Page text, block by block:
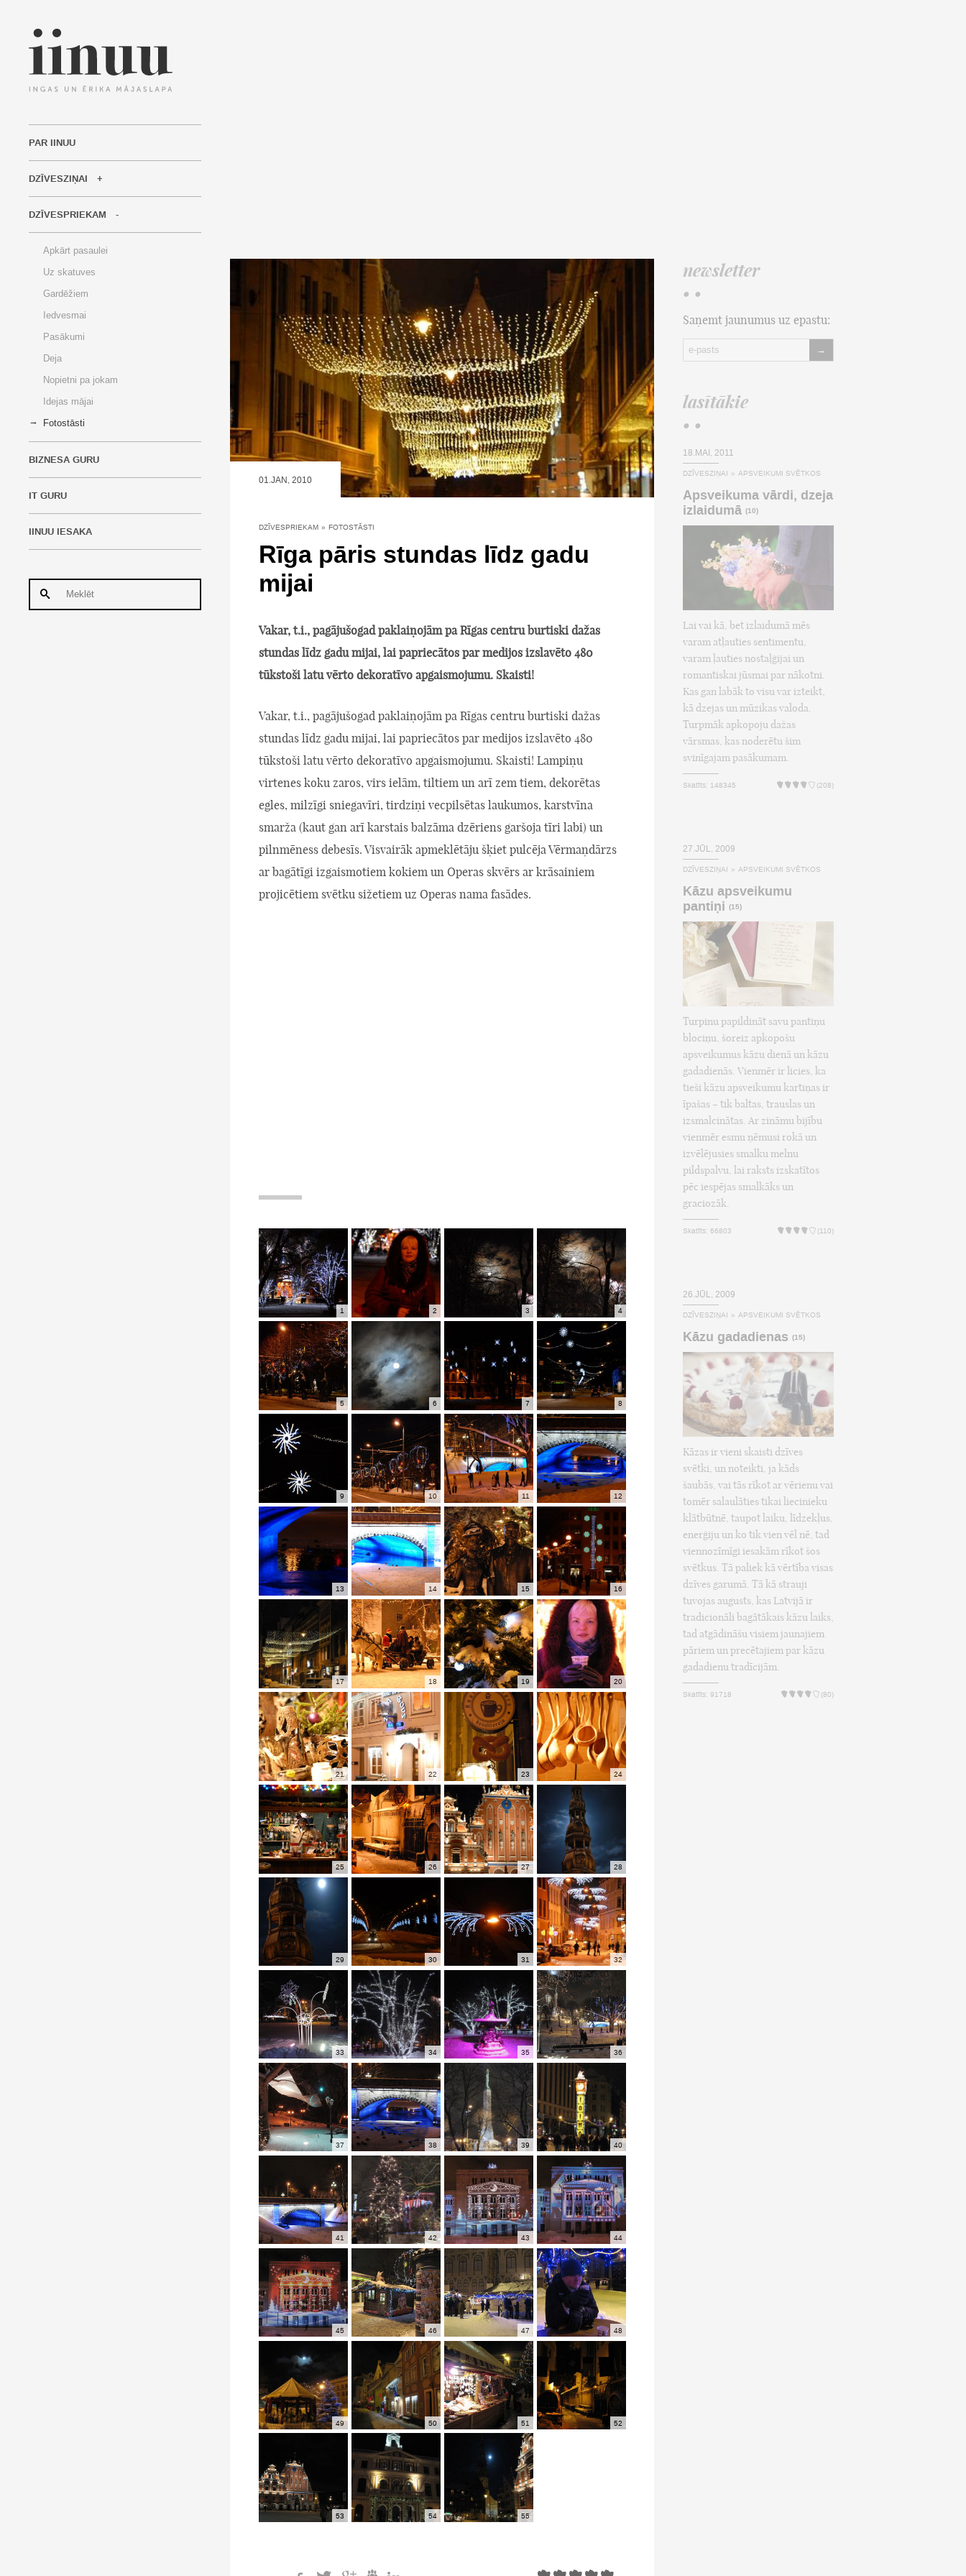
PAR IINUU
DZĪVESZIŅAI
DZĪVESPRIEKAM
Apkārt pasaulei
Uz skatuves
Gardēžiem
Iedvesmai
Pasākumi
Deja
Nopietni pa jokam
Idejas mājai
Fotostāsti
BIZNESA GURU
IT GURU
IINUU IESAKA
01.JAN, 2010
DZĪVESPRIEKAM » FOTOSTĀSTI
Rīga pāris stundas līdz gadu
mijai
Vakar, t.i., pagājušogad paklaiņojām pa Rīgas centru burtiski dažas
stundas līdz gadu mijai, lai papriecātos par medijos izslavēto 480
tūkstoši latu vērto dekoratīvo apgaismojumu. Skaisti!
Vakar, t.i., pagājušogad paklaiņojām pa Rīgas centru burtiski dažas
stundas līdz gadu mijai, lai papriecātos par medijos izslavēto 480
tūkstoši latu vērto dekoratīvo apgaismojumu. Skaisti! Lampiņu
virtenes koku zaros, virs ielām, tiltiem un arī zem tiem, dekorētas
egles, milzīgi sniegavīri, tirdziņi vecpilsētas laukumos, karstvīna
smarža (kaut gan arī karstais balzāma dzēriens garšoja tīri labi) un
pilnmēness debesīs. Visvairāk apmeklētāju šķiet pulcēja Vērmaņdārzs
ar bagātīgi izgaismotiem kokiem un Operas skvērs ar krāsainiem
projicētiem svētku sižetiem uz Operas nama fasādes.
1 2 3 4
5 6 7 8
9 10 11 12
13 14 15 16
17 18 19 20
21 22 23 24
25 26 27 28
29 30 31 32
33 34 35 36
37 38 39 40
41 42 43 44
45 46 47 48
49 50 51 52
53 54 55
newsletter
• •
Saņemt jaunumus uz epastu:
→
lasītākie
• •
18.MAI, 2011
DZĪVESZIŅAI » APSVEIKUMI SVĒTKOS
Apsveikuma vārdi, dzeja
izlaidumā (10)
Lai vai kā, bet izlaidumā mēs
varam atļauties sentimentu,
varam ļauties nostaļģijai un
romantiskai jūsmai par nākotni.
Kas gan labāk to visu var izteikt,
kā dzejas un mūzikas valoda.
Turpmāk apkopoju dažas
vārsmas, kas noderētu šim
svinīgajam pasākumam.
Skatīts: 148345 (208)
27.JŪL, 2009
DZĪVESZIŅAI » APSVEIKUMI SVĒTKOS
Kāzu apsveikumu
pantiņi (15)
Turpinu papildināt savu pantiņu
blociņu, šoreiz apkopošu
apsveikumus kāzu dienā un kāzu
gadadienās. Vienmēr ir licies, ka
tieši kāzu apsveikumu kartiņas ir
īpašas – tik baltas, trauslas un
izsmalcinātas. Ar zināmu bijību
vienmēr esmu ņēmusi rokā un
izvēlējusies smalku melnu
pildspalvu, lai raksts izskatītos
pēc iespējas smalkāks un
graciozāk.
Skatīts: 66803 (110)
26.JŪL, 2009
DZĪVESZIŅAI » APSVEIKUMI SVĒTKOS
Kāzu gadadienas (15)
Kāzas ir vieni skaisti dzīves
svētki, un noteikti, ja kāds
šaubās, vai tās rīkot ar vērienu vai
tomēr salaulāties tikai liecinieku
klātbūtnē, taupot laiku, līdzekļus,
enerģiju un ko tik vien vēl nē, tad
viennozīmīgi iesakām rīkot šos
svētkus. Tā paliek kā vērtība visas
dzīves garumā. Tā kā strauji
tuvojas augusts, kas Latvijā ir
tradicionāli bagātākais kāzu laiks,
tad atgādināšu visiem jaunajiem
pāriem un precētajiem par kāzu
gadadienu tradīcijām.
Skatīts: 91718 (80)